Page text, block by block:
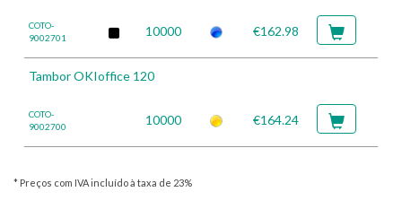
COTO-
9002701
10000 €162.98
Tambor OKIoffice 120
COTO-
9002700
10000 €164.24
* Preços com IVA incluído à taxa de 23%